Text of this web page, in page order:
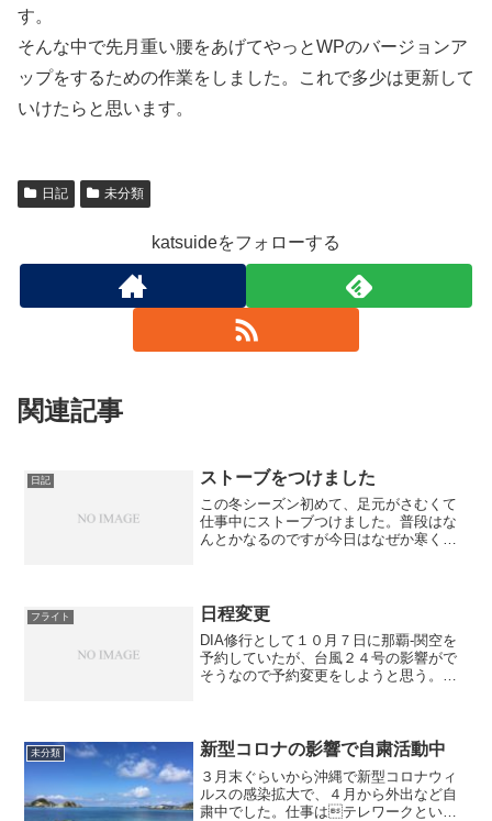
す。
そんな中で先月重い腰をあげてやっとWPのバージョンア
ップをするための作業をしました。これで多少は更新して
いけたらと思います。
日記 未分類
katsuideをフォローする
関連記事
日記 ストーブをつけました
この冬シーズン初めて、足元がさむくて
仕事中にストーブつけました。普段はな
んとかなるのですが今日はなぜか寒くて
さは続くのでストーブが重...
フライト 日程変更
DIA修行として１０月７日に那覇-関空を
予約していたが、台風２４号の影響がで
そうなので予約変更をしようと思う。変
が。同一区間なら予約変...
未分類 新型コロナの影響で自粛活動中
３月末ぐらいから沖縄で新型コロナウィ
ルスの感染拡大で、４月から外出など自
粛中でした。仕事はテレワークといっ